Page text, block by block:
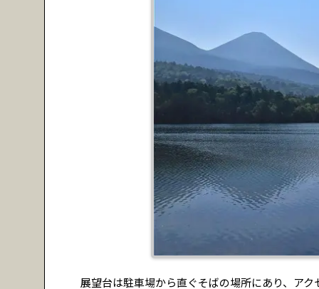
展望台は駐車場から直ぐそばの場所にあり、ア